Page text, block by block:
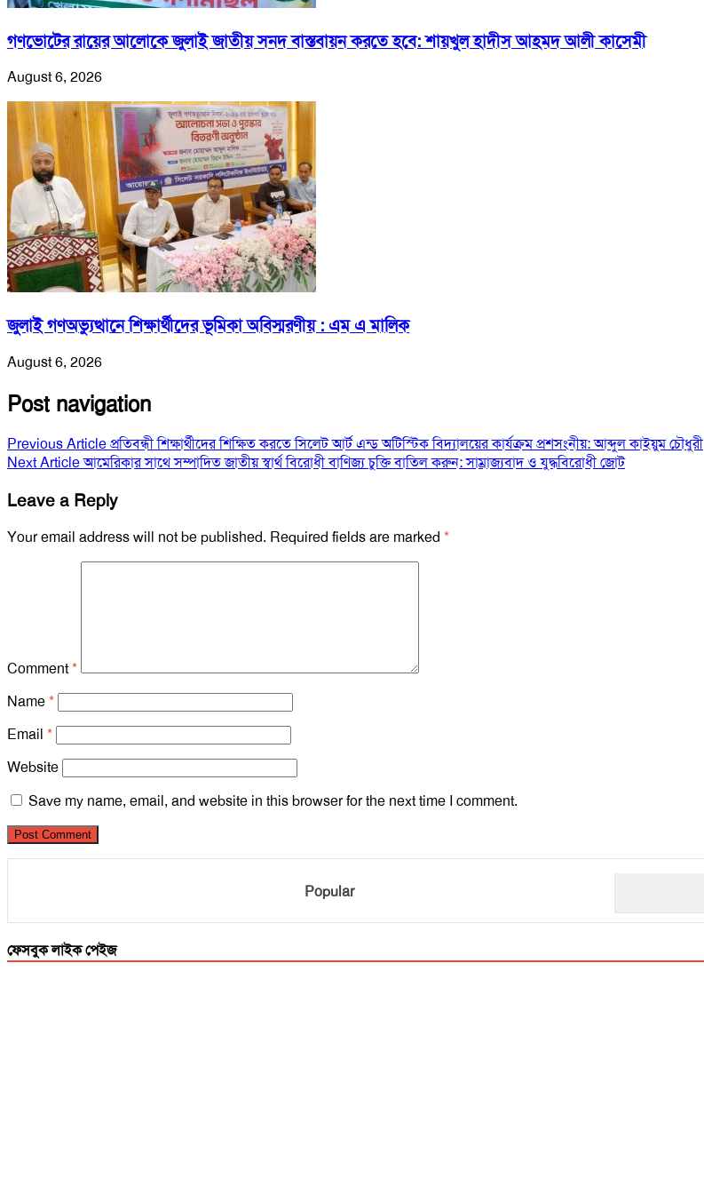
গণভোটের রায়ের আলোকে জুলাই জাতীয় সনদ বাস্তবায়ন করতে হবে: শায়খুল হাদীস আহমদ আলী কাসেমী
August 6, 2026
জুলাই গণঅভ্যুত্থানে শিক্ষার্থীদের ভূমিকা অবিস্মরণীয় : এম এ মালিক
August 6, 2026
Post navigation
Previous Article প্রতিবন্ধী শিক্ষার্থীদের শিক্ষিত করতে সিলেট আর্ট এন্ড অটিস্টিক বিদ্যালয়ের কার্যক্রম প্রশসংনীয়: আব্দুল কাইয়ুম চৌধুরী
Next Article আমেরিকার সাথে সম্পাদিত জাতীয় স্বার্থ বিরোধী বাণিজ্য চুক্তি বাতিল করুন: সাম্রাজ্যবাদ ও যুদ্ধবিরোধী জোট
Leave a Reply
Your email address will not be published. Required fields are marked *
Comment *
Name *
Email *
Website
Save my name, email, and website in this browser for the next time I comment.
Popular
ফেসবুক লাইক পেইজ